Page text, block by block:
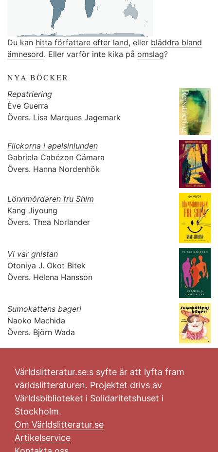
Du kan hitta författare efter land, eller bläddra bland
ämnesord. Eller varför inte kika på omslag?
NYA BÖCKER
Repatriering
Ève Guerra
Övers. Lisa Marques Jagemark
Flickorna i apelsinlunden
Gabriela Cabézon Cámara
Övers. Hanna Nordenhök
Lönnmördaren fru Shim
Kang Jiyoung
Övers. Thea Norlander
Vi var gnistan
Otoniya J. Okot Bitek
Övers. Helena Hansson
Sumokattens bageri
Naoko Machida
Övers. Björn Wada
Världslitteratur.se:s syfte är att lyfta fram
världslitteraturen. Projektet drivs av
Världsbiblioteket i Solidaritetshuset i
Stockholm.
Om Världslitteratur.se
Artikelservice